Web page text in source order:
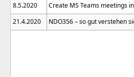
8.5.2020
21.4.2020